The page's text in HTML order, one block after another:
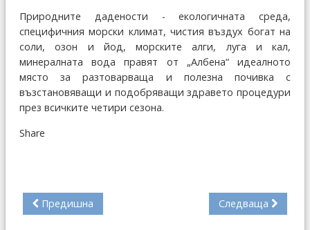
Природните дадености - екологичната среда,
специфичния морски климат, чистия въздух богат на
соли, озон и йод, морските алги, луга и кал,
минералната вода правят от „Албена“ идеалното
място за разтоварваща и полезна почивка с
възстановяващи и подобряващи здравето процедури
през всичките четири сезона.
Share
Предишна Следваща